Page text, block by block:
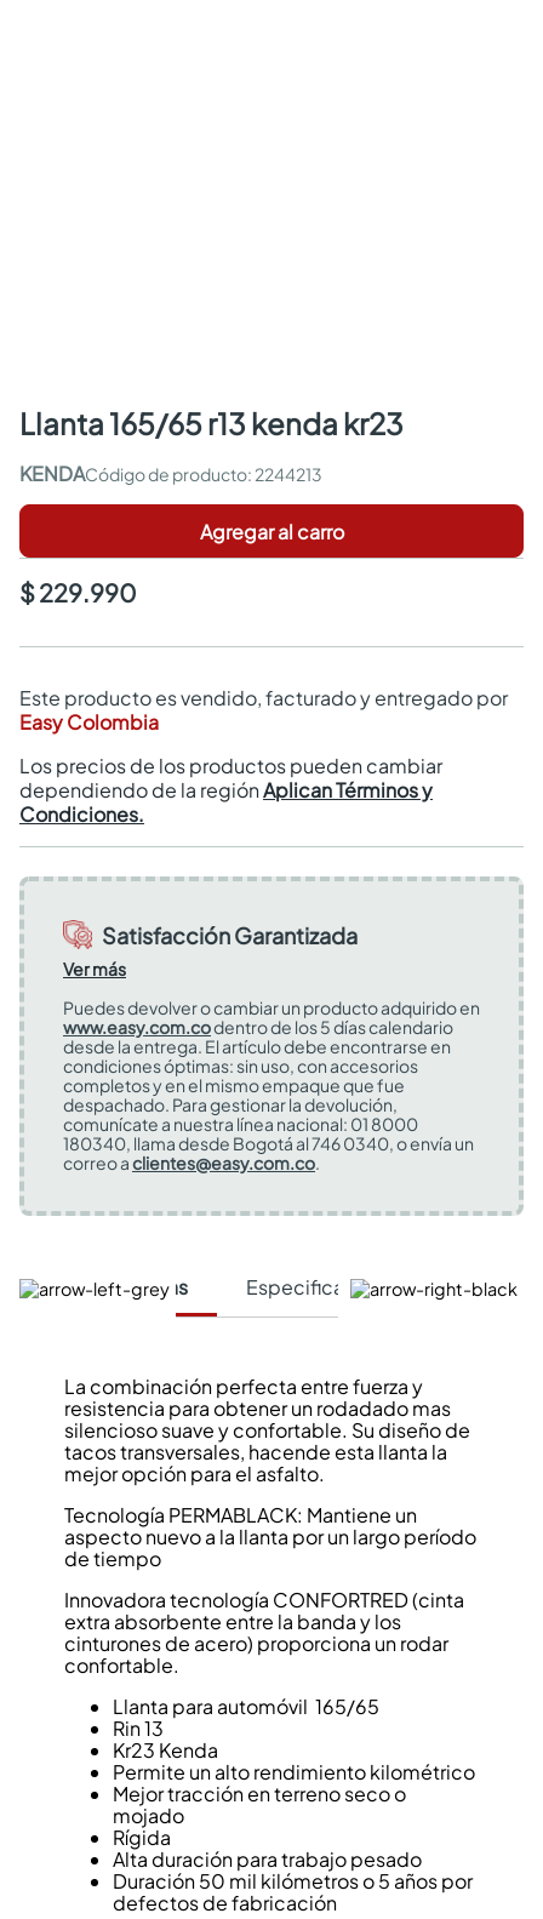
llanta 165/65 r13 kenda kr23
KENDA : 2244213
Agregar al carro
$ 229.990
Este producto es vendido, facturado y entregado por
Easy Colombia
Los precios de los productos pueden cambiar
dependiendo de la regiónAplican Términos y
Condiciones.
Satisfacción Garantizada
Ver más
Puedes devolver o cambiar un producto adquirido en
www.easy.com.codentro de los 5 días calendario
desde la entrega. El artículo debe encontrarse en
condiciones óptimas: sin uso, con accesorios
completos y en el mismo empaque que fue
despachado. Para gestionar la devolución,
comunícate a nuestra línea nacional: 01 8000
180340, llama desde Bogotá al 746 0340, o envía un
correo aclientes@easy.com.co.
Características Especificaciones Técnicas
La combinación perfecta entre fuerza y
resistencia para obtener un rodadado mas
silencioso suave y confortable. Su diseño de
tacos transversales, hacende esta llanta la
mejor opción para el asfalto.
Tecnología PERMABLACK: Mantiene un
aspecto nuevo a la llanta por un largo período
de tiempo
Innovadora tecnología CONFORTRED (cinta
extra absorbente entre la banda y los
cinturones de acero) proporciona un rodar
confortable.
Llanta para automóvil 165/65
Rin 13
Kr23 Kenda
Permite un alto rendimiento kilométrico
Mejor tracción en terreno seco o
mojado
Rígida
Alta duración para trabajo pesado
Duración 50 mil kilómetros o 5 años por
defectos de fabricación